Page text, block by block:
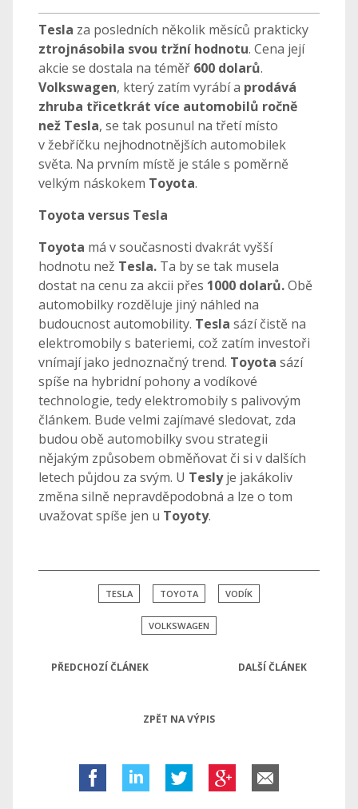
Tesla za posledních několik měsíců prakticky
ztrojnásobila svou tržní hodnotu. Cena její
akcie se dostala na téměř 600 dolarů.
Volkswagen, který zatím vyrábí a prodává
zhruba třicetkrát více automobilů ročně
než Tesla, se tak posunul na třetí místo
v žebříčku nejhodnotnějších automobilek
světa. Na prvním místě je stále s poměrně
velkým náskokem Toyota.
Toyota versus Tesla
Toyota má v současnosti dvakrát vyšší
hodnotu než Tesla. Ta by se tak musela
dostat na cenu za akcii přes 1000 dolarů.Obě
automobilky rozděluje jiný náhled na
budoucnost automobility. Tesla sází čistě na
elektromobily s bateriemi, což zatím investoři
vnímají jako jednoznačný trend. Toyota sází
spíše na hybridní pohony a vodíkové
technologie, tedy elektromobily s palivovým
článkem. Bude velmi zajímavé sledovat, zda
budou obě automobilky svou strategii
nějakým způsobem obměňovat či si v dalších
letech půjdou za svým. U Teslyje jakákoliv
změna silně nepravděpodobná a lze o tom
uvažovat spíše jen u Toyoty.
TESLA TOYOTA VODÍK
VOLKSWAGEN
PŘEDCHOZÍ ČLÁNEK DALŠÍ ČLÁNEK
ZPĚT NA VÝPIS